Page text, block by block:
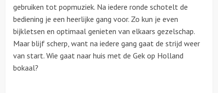
gebruiken tot popmuziek. Na iedere ronde schotelt de
bediening je een heerlijke gang voor. Zo kun je even
bijkletsen en optimaal genieten van elkaars gezelschap.
Maar blijf scherp, want na iedere gang gaat de strijd weer
van start. Wie gaat naar huis met de Gek op Holland
bokaal?